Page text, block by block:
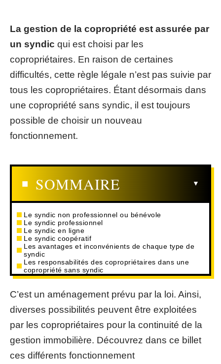
La gestion de la copropriété est assurée par
un syndic qui est choisi par les
copropriétaires. En raison de certaines
difficultés, cette règle légale n’est pas suivie par
tous les copropriétaires. Étant désormais dans
une copropriété sans syndic, il est toujours
possible de choisir un nouveau
fonctionnement.
SOMMAIRE
Le syndic non professionnel ou bénévole
Le syndic professionnel
Le syndic en ligne
Le syndic coopératif
Les avantages et inconvénients de chaque type de
syndic
Les responsabilités des copropriétaires dans une
copropriété sans syndic
C’est un aménagement prévu par la loi. Ainsi,
diverses possibilités peuvent être exploitées
par les copropriétaires pour la continuité de la
gestion immobilière. Découvrez dans ce billet
ces différents fonctionnement